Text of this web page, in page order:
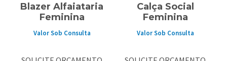
Blazer Alfaiataria
Feminina
Valor Sob Consulta
Calça Social
Feminina
Valor Sob Consulta